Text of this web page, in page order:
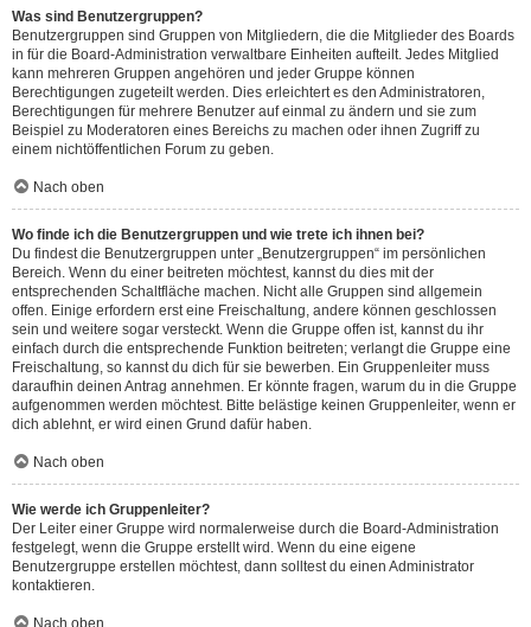
Was sind Benutzergruppen?
Benutzergruppen sind Gruppen von Mitgliedern, die die Mitglieder des Boards
in für die Board-Administration verwaltbare Einheiten aufteilt. Jedes Mitglied
kann mehreren Gruppen angehören und jeder Gruppe können
Berechtigungen zugeteilt werden. Dies erleichtert es den Administratoren,
Berechtigungen für mehrere Benutzer auf einmal zu ändern und sie zum
Beispiel zu Moderatoren eines Bereichs zu machen oder ihnen Zugriff zu
einem nichtöffentlichen Forum zu geben.
Nach oben
Wo finde ich die Benutzergruppen und wie trete ich ihnen bei?
Du findest die Benutzergruppen unter „Benutzergruppen“ im persönlichen
Bereich. Wenn du einer beitreten möchtest, kannst du dies mit der
entsprechenden Schaltfläche machen. Nicht alle Gruppen sind allgemein
offen. Einige erfordern erst eine Freischaltung, andere können geschlossen
sein und weitere sogar versteckt. Wenn die Gruppe offen ist, kannst du ihr
einfach durch die entsprechende Funktion beitreten; verlangt die Gruppe eine
Freischaltung, so kannst du dich für sie bewerben. Ein Gruppenleiter muss
daraufhin deinen Antrag annehmen. Er könnte fragen, warum du in die Gruppe
aufgenommen werden möchtest. Bitte belästige keinen Gruppenleiter, wenn er
dich ablehnt, er wird einen Grund dafür haben.
Nach oben
Wie werde ich Gruppenleiter?
Der Leiter einer Gruppe wird normalerweise durch die Board-Administration
festgelegt, wenn die Gruppe erstellt wird. Wenn du eine eigene
Benutzergruppe erstellen möchtest, dann solltest du einen Administrator
kontaktieren.
Nach oben